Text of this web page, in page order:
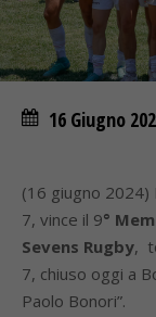
16 Giugno
(16 giugno 2024)
7, vince il 9°
Sevens Rugby,
7, chiuso oggi a
Paolo Bonori”.